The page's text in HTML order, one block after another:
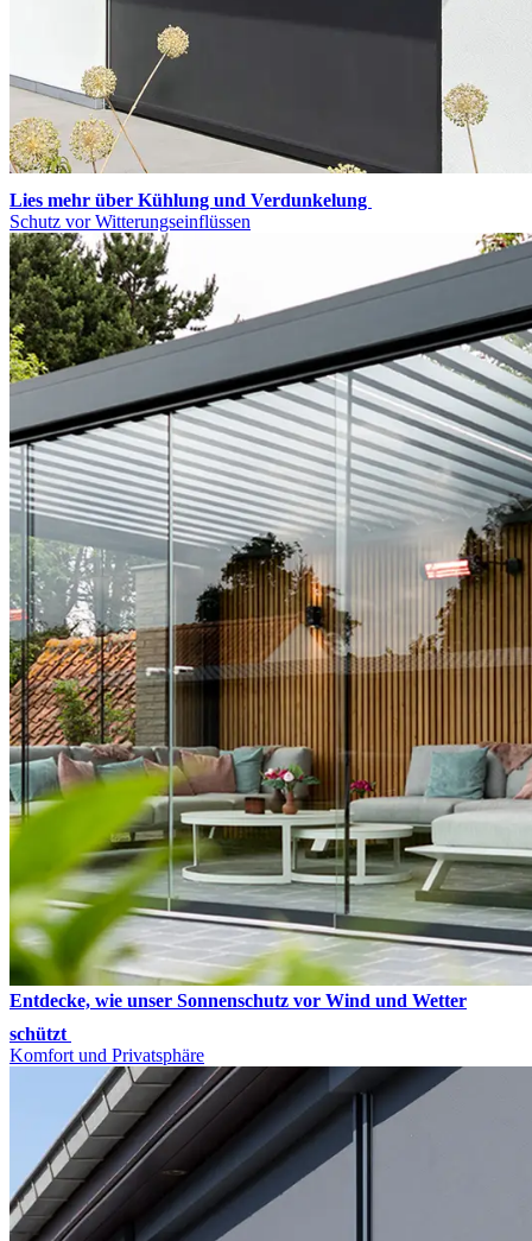
Lies mehr über Kühlung und Verdunkelung
Schutz vor Witterungseinflüssen
Entdecke, wie unser Sonnenschutz vor Wind und Wetter
schützt
Komfort und Privatsphäre